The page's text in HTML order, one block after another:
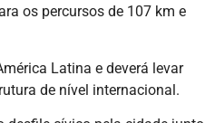
os percursos de 107 km e
Latina e deverá levar
de nível internacional.